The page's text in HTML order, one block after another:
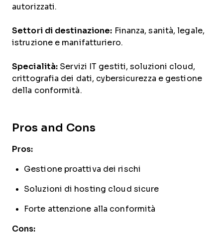
autorizzati.
Settori di destinazione: Finanza, sanità, legale,
istruzione e manifatturiero.
Specialità: Servizi IT gestiti, soluzioni cloud,
crittografia dei dati, cybersicurezza e gestione
della conformità.
Pros and Cons
Pros:
Gestione proattiva dei rischi
Soluzioni di hosting cloud sicure
Forte attenzione alla conformità
Cons: